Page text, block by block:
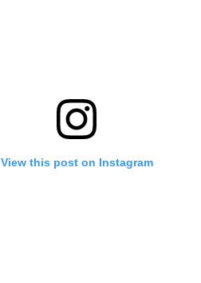
View this post on Instagram